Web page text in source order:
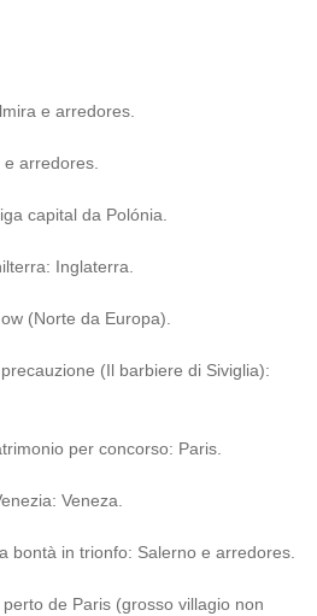
e arredores.
arredores.
capital da Polónia.
Inglaterra.
(Norte da Europa).
(Il barbiere di Siviglia):
per concorso: Paris.
Veneza.
bontà in trionfo: Salerno e arredores.
de Paris (grosso villagio non